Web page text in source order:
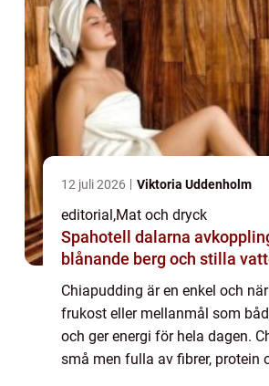
12 juli 2026 Viktoria Uddenholm
editorial,Mat och dryck
Spahotell dalarna avkoppling bland
blånande berg och stilla
Chiapudding är en enkel och
frukost eller mellanmål som
och ger energi för hela dagen.
små men fulla av fibrer, protein